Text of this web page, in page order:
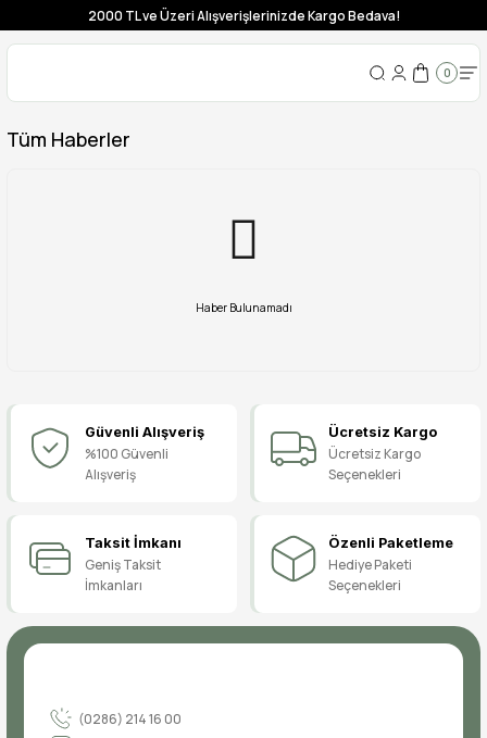
2000 TL ve Üzeri Alışverişlerinizde Kargo Bedava!
0
Tüm Haberler
Haber Bulunamadı
Güvenli Alışveriş
%100 Güvenli
Alışveriş
Ücretsiz Kargo
Ücretsiz Kargo
Seçenekleri
Taksit İmkanı
Geniş Taksit
İmkanları
Özenli Paketleme
Hediye Paketi
Seçenekleri
(0286) 214 16 00